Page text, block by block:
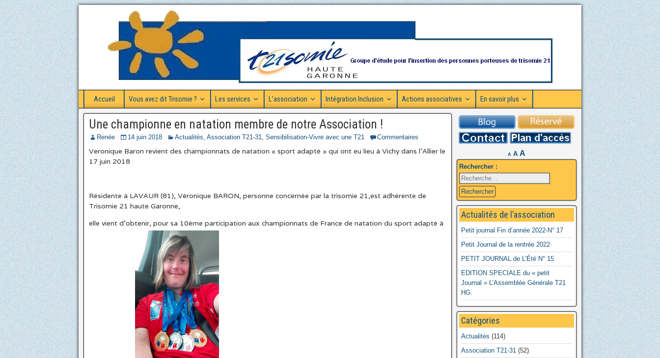
Accueil Vous avez dit Trisomie ? Les services L’association Intégration Inclusion Actions associatives En savoir plus
Une championne en natation membre de notre Association !
Renée 14 juin 2018 Actualités, Association T21-31, Sensibilisation-Vivre avec une T21 Commentaires
Veronique Baron revient des championnats de natation « sport adapté » qui ont eu lieu à Vichy dans l’Allier le
17 juin 2018
Résidente à LAVAUR (81), Véronique BARON, personne concernée par la trisomie 21,est adhérente de
Trisomie 21 haute Garonne,
elle vient d’obtenir, pour sa 10ème participation aux championnats de France de natation du sport adapté à
A A A
Rechercher :
Actualités de l’association
Petit journal Fin d’année 2022-N° 17
Petit Journal de la rentrée 2022
PETIT JOURNAL de L’Été N° 15
EDITION SPECIALE du « petit
Journal » L’Assemblée Générale T21
HG.
Catégories
Actualités (114)
Association T21-31 (52)